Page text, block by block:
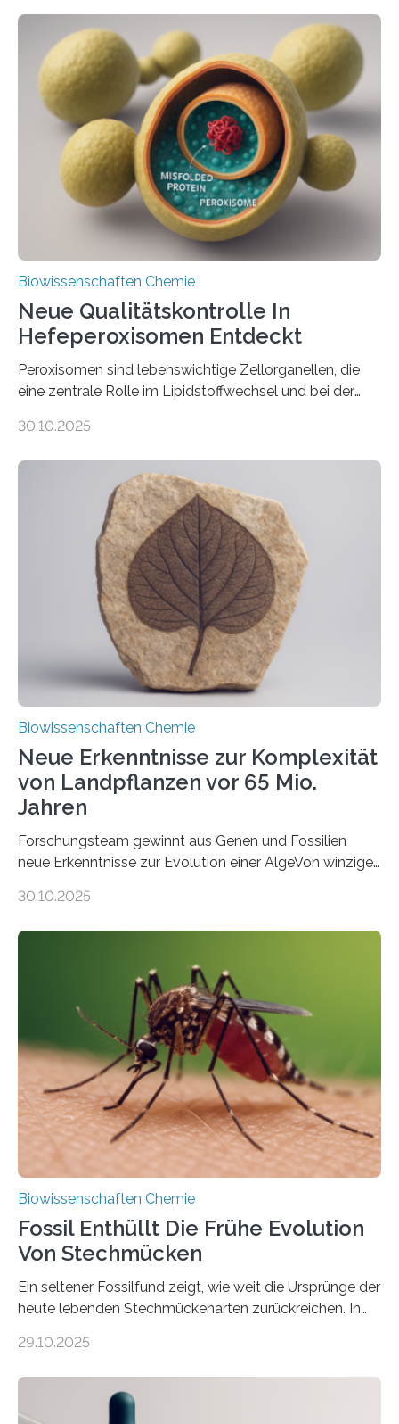
Biowissenschaften Chemie
Neue Qualitätskontrolle In
Hefeperoxisomen Entdeckt
Peroxisomen sind lebenswichtige Zellorganellen, die
eine zentrale Rolle im Lipidstoffwechsel und bei der
erfüllen können, müssen zahlreiche Enzyme präzise in
der Ruhr-Universität Bochum um Prof. Dr. Ralf Erdmann
und Dr. Ismaila Francis Yusuf hat nun einen bislang
unbekannten Qualitätskontrollmechanismus des
peroxisomalen Proteintransports in der Bäckerhefe
Saccharomyces cerevisiae entdeckt, der für die
Funktionsfähigkeit der Organellen entscheidend ist. Die
Studie wurde am 28. Oktober 2025 in der
Fachzeitschrift…
30.10.2025
Biowissenschaften Chemie
Neue Erkenntnisse zur Komplexität
von Landpflanzen vor 65 Mio.
Jahren
Forschungsteam gewinnt aus Genen und Fossilien
neue Erkenntnisse zur Evolution einer AlgeVon winzigen
Landpflanzen zählen zu den komplexesten
Grünalgen, die vor Hunderten von Millionen Jahren
lebten. Unter den Vorfahren sticht eine Gruppe heraus,
die noch heute in der Natur vorkommt: die
Süßwasseralge Coleochaetophyceae. Einige Arten
dieser Gruppe bilden aus Zellfäden dichte Geflechte
mit scheibenförmiger Gestalt. Was auffällig ist: Die
nächsten…
30.10.2025
Biowissenschaften Chemie
Fossil Enthüllt Die Frühe Evolution
Von Stechmücken
Ein seltener Fossilfund zeigt, wie weit die Ursprünge der
heute lebenden Stechmückenarten zurückreichen. In
Forschende die bisher älteste bekannte Stechmücken-
Region Kachin in Myanmar und hat sich in
ausgezeichnetem Zustand erhalten. Es konnte als neue
29.10.2025